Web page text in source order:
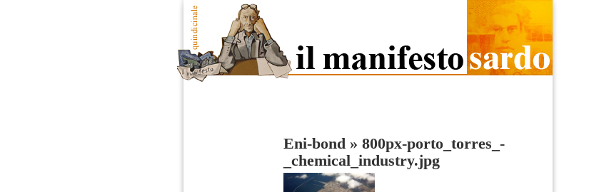
Eni-bond » 800px-porto_torres_-
_chemical_industry.jpg